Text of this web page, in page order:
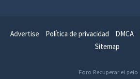
Advertise Política de privacidad DMCA
Sitemap
Foro Recuperar el pelo